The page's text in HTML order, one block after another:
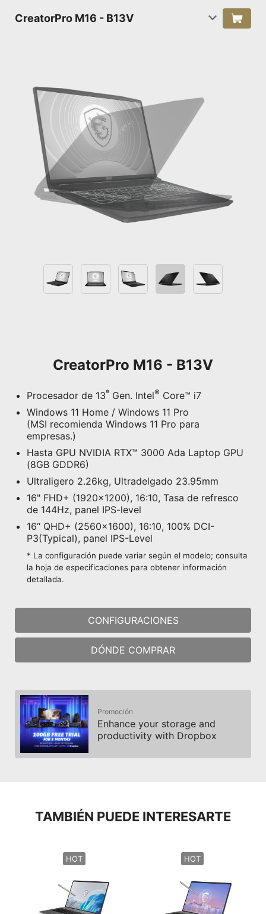
CreatorPro M16 - B13V
CreatorPro M16 - B13V
Procesador de 13ª Gen. Intel® Core™ i7
Windows 11 Home / Windows 11 Pro
(MSI recomienda Windows 11 Pro para
empresas.)
Hasta GPU NVIDIA RTX™ 3000 Ada Laptop GPU
(8GB GDDR6)
Ultraligero 2.26kg, Ultradelgado 23.95mm
16" FHD+ (1920x1200), 16:10, Tasa de refresco
de 144Hz, panel IPS-level
16“ QHD+ (2560x1600), 16:10, 100% DCI-
P3(Typical), panel IPS-Level
* La configuración puede variar según el modelo; consulta
la hoja de especificaciones para obtener información
detallada.
CONFIGURACIONES
DÓNDE COMPRAR
Promoción
Enhance your storage and
productivity with Dropbox
TAMBIÉN PUEDE INTERESARTE
HOT HOT